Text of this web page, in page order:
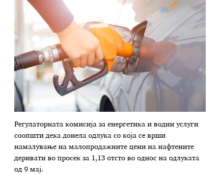
Регулаторната комисија за енергетика и водни услуги
соопшти дека донела одлука со која се врши
намалување на малопродажните цени на нафтените
деривати во просек за 1,13 отсто во однос на одлуката
од 9 мај.